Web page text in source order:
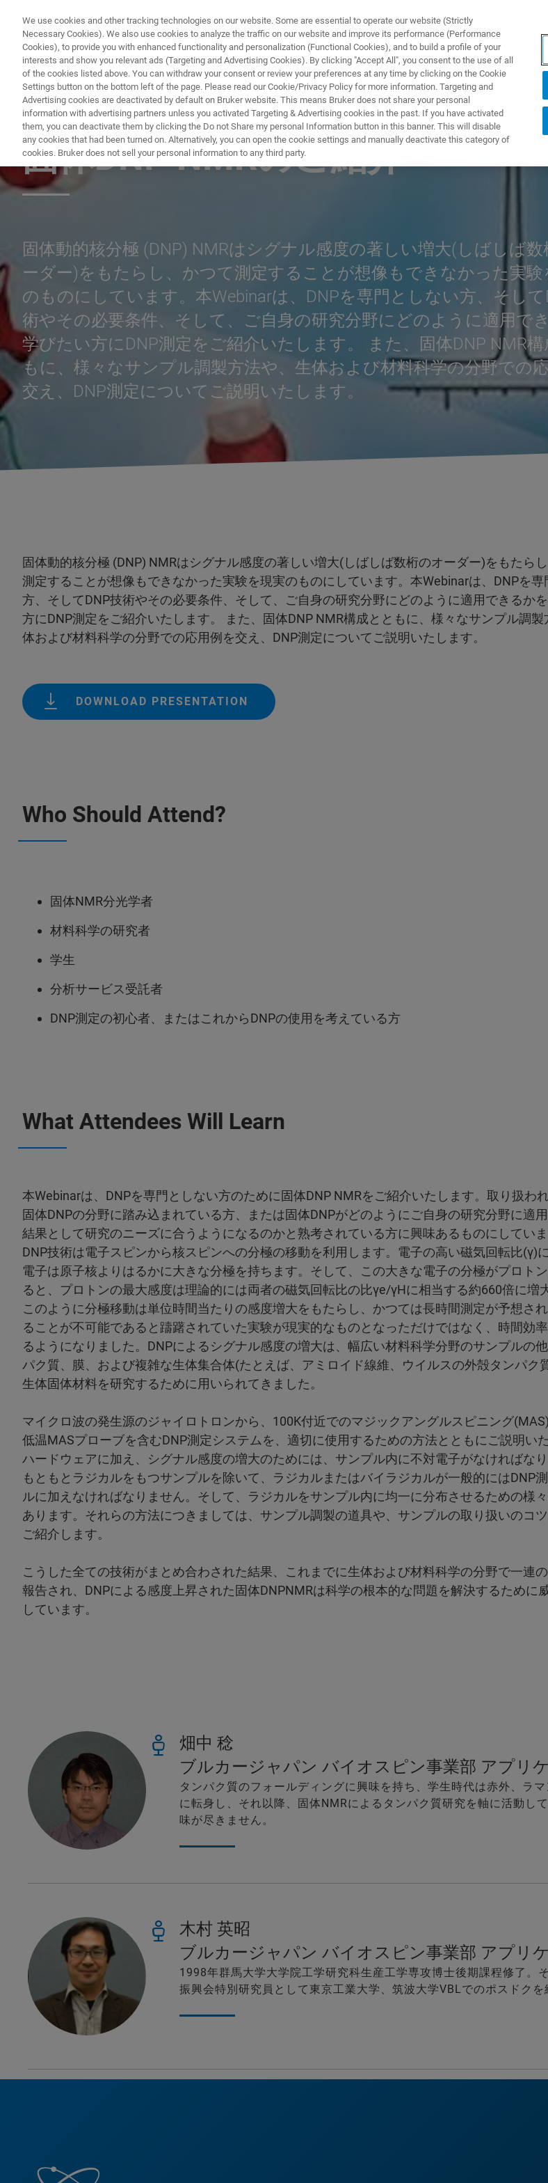
PRODUCTOS Y SOLUCIONES APLICACIONES
NUCLEAR MAGNETIC RESONANCE (NMR) WEBINAR
固体DNP NMRのご紹介
固体動的核分極 (DNP) NMRはシグナル感度の著しい増大(しばしば数
ーダー)をもたらし、かつて測定することが想像もできなかった実験
のものにしています。本Webinarは、DNPを専門としない方、そして
術やその必要条件、そして、ご自身の研究分野にどのように適用で
学びたい方にDNP測定をご紹介いたします。 また、固体DNP NMR構
もに、様々なサンプル調製方法や、生体および材料科学の分野での
交え、DNP測定についてご説明いたします。
固体動的核分極 (DNP) NMRはシグナル感度の著しい増大(しばしば数桁のオーダー)をもたら
測定することが想像もできなかった実験を現実のものにしています。本Webinarは、DNPを専
方、そしてDNP技術やその必要条件、そして、ご自身の研究分野にどのように適用できるか
方にDNP測定をご紹介いたします。 また、固体DNP NMR構成とともに、様々なサンプル調製
体および材料科学の分野での応用例を交え、DNP測定についてご説明いたします。
DOWNLOAD PRESENTATION
Who Should Attend?
固体NMR分光学者
材料科学の研究者
学生
分析サービス受託者
DNP測定の初心者、またはこれからDNPの使用を考えている方
What Attendees Will Learn
本Webinarは、DNPを専門としない方のために固体DNP NMRをご紹介いたします。取り扱わ
固体DNPの分野に踏み込まれている方、または固体DNPがどのようにご自身の研究分野に適
結果として研究のニーズに合うようになるのかと熟考されている方に興味あるものにしてい
DNP技術は電子スピンから核スピンへの分極の移動を利用します。電子の高い磁気回転比(γ)に
電子は原子核よりはるかに大きな分極を持ちます。そして、この大きな電子の分極がプロト
ると、プロトンの最大感度は理論的には両者の磁気回転比の比γe/γHに相当する約660倍に増
このように分極移動は単位時間当たりの感度増大をもたらし、かつては長時間測定が予想さ
ることが不可能であると躊躇されていた実験が現実的なものとなっただけではなく、時間効率
るようになりました。DNPによるシグナル感度の増大は、幅広い材料科学分野のサンプルの
パク質、膜、および複雑な生体集合体(たとえば、アミロイド線維、ウイルスの外殻タンパク
生体固体材料を研究するために用いられてきました。
マイクロ波の発生源のジャイロトロンから、100K付近でのマジックアングルスピニング
低温MASプローブを含むDNP測定システムを、適切に使用するための方法とともにご説明いた
ハードウェアに加え、シグナル感度の増大のためには、サンプル内に不対電子がなければなり
もともとラジカルをもつサンプルを除いて、ラジカルまたはバイラジカルが一般的にはDNP
ルに加えなければなりません。そして、ラジカルをサンプル内に均一に分布させるための様
あります。それらの方法につきましては、サンプル調製の道具や、サンプルの取り扱いのコ
ご紹介します。
こうした全ての技術がまとめ合わされた結果、これまでに生体および材料科学の分野で一連
報告され、DNPによる感度上昇された固体DNPNMRは科学の根本的な問題を解決するために
しています。
畑中 稔
ブルカージャパン バイオスピン事業部 アプリ
タンパク質のフォールディングに興味を持ち、学生時代は赤外、ラ
に転身し、それ以降、固体NMRによるタンパク質研究を軸に活動し
味が尽きません。
木村 英昭
ブルカージャパン バイオスピン事業部 アプリ
1998年群馬大学大学院工学研究科生産工学専攻博士後期課程修了
振興会特別研究員として東京工業大学、筑波大学VBLでのポスドク
We use cookies and other tracking technologies on our website. Some are essential to operate our website (Strictly
Necessary Cookies). We also use cookies to analyze the traffic on our website and improve its performance (Performance
Cookies), to provide you with enhanced functionality and personalization (Functional Cookies), and to build a profile of your
interests and show you relevant ads (Targeting and Advertising Cookies). By clicking "Accept All", you consent to the use of all
of the cookies listed above. You can withdraw your consent or review your preferences at any time by clicking on the Cookie
Settings button on the bottom left of the page. Please read our Cookie/Privacy Policy for more information. Targeting and
Advertising cookies are deactivated by default on Bruker website. This means Bruker does not share your personal
information with advertising partners unless you activated Targeting & Advertising cookies in the past. If you have activated
them, you can deactivate them by clicking the Do not Share my personal Information button in this banner. This will disable
any cookies that had been turned on. Alternatively, you can open the cookie settings and manually deactivate this category of
cookies. Bruker does not sell your personal information to any third party.